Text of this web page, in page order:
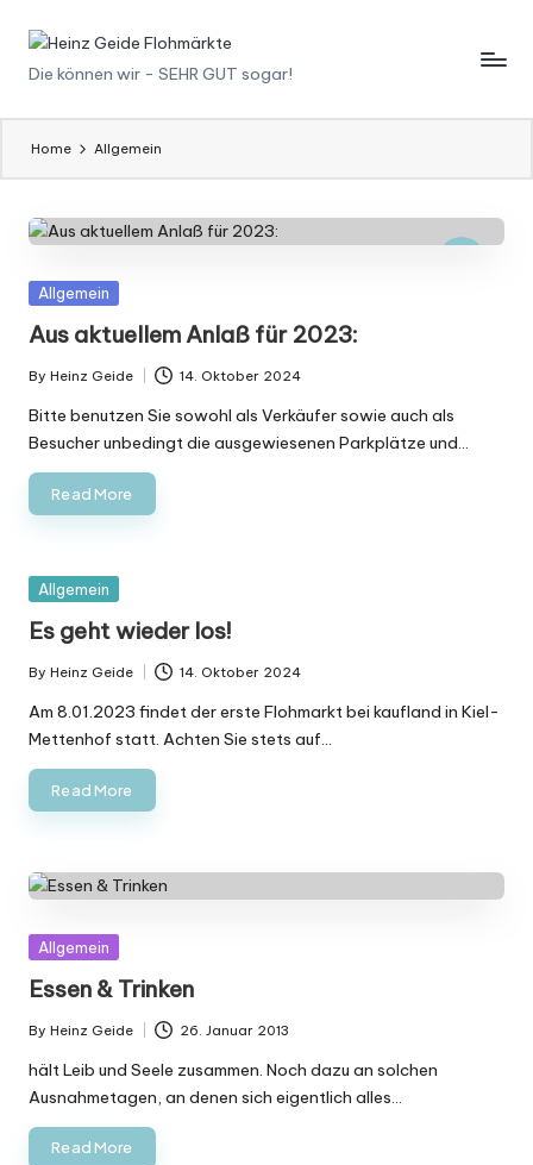
Skip
H
ei
n
G
ei
d
e
F
l
o
h
m
ä
r
k
t
e
Die können wir - SEHR GUT sogar!
Home Allgemein
Posted
Allgemein
Aus aktuellem Anlaß für 2023:
Posted
by
By Heinz Geide 14. Oktober 2024
Bitte benutzen Sie sowohl als Verkäufer sowie auch als
Besucher unbedingt die ausgewiesenen Parkplätze und…
Read More
Posted
Allgemein
Es geht wieder los!
Posted
by
By Heinz Geide 14. Oktober 2024
Am 8.01.2023 findet der erste Flohmarkt bei kaufland in Kiel-
Mettenhof statt. Achten Sie stets auf…
Read More
Posted
Allgemein
Essen & Trinken
Posted
by
By Heinz Geide 26. Januar 2013
hält Leib und Seele zusammen. Noch dazu an solchen
Ausnahmetagen, an denen sich eigentlich alles…
Read More